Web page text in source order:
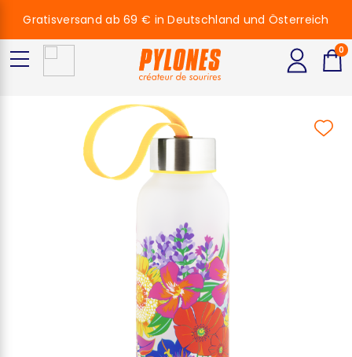
Gratisversand ab 69 € in Deutschland und Österreich
0